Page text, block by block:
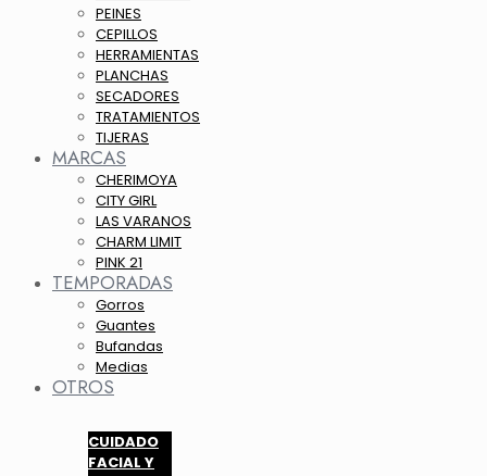
PEINES
CEPILLOS
HERRAMIENTAS
PLANCHAS
SECADORES
TRATAMIENTOS
TIJERAS
MARCAS
CHERIMOYA
CITY GIRL
LAS VARANOS
CHARM LIMIT
PINK 21
TEMPORADAS
Gorros
Guantes
Bufandas
Medias
OTROS
CUIDADO
FACIAL Y